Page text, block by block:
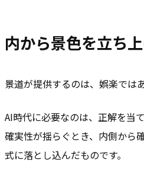
内から景色を立ち
景道が提供するのは、娯楽では
AI時代に必要なのは、正解を当
確実性が揺らぐとき、内側から
式に落とし込んだものです。